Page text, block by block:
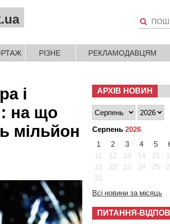
РІЗНЕ РЕКЛАМОДАВЦЯМ
і
на що
мільйон
АРХІВ НОВИН
Серпень 2026
1
2 3 4 5
11
12 13 14 15
21
22 23 24 25
31
Всі новини за місяць
ПИТАННЯ-